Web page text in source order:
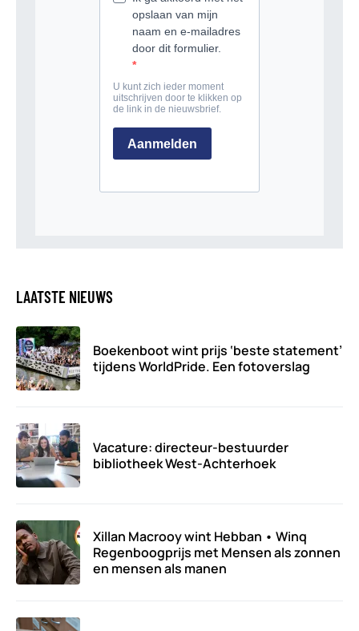
LAATSTE NIEUWS
Boekenboot wint prijs ‘beste statement’
tijdens WorldPride. Een fotoverslag
Vacature: directeur-bestuurder
bibliotheek West-Achterhoek
Xillan Macrooy wint Hebban • Winq
Regenboogprijs met Mensen als zonnen
en mensen als manen